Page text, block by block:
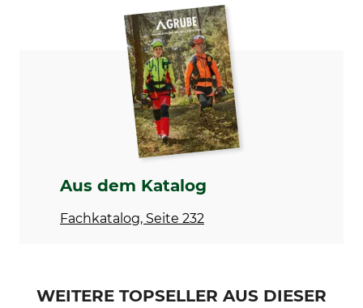
IP-Schutzart
IP67
Marke
Nero
LED-Arbeitsscheinwerfer
Modellbezeichnung
Kombi-Ausleuchtung 144 W
Min. Spannung
32 V
Lichtleistung
Leistung
126 mm
123 mm
Aus dem Katalog
Fachkatalog, Seite 232
WEITERE TOPSELLER AUS DIESER